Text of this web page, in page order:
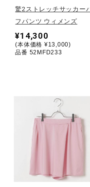
野球
ゴルフ
バレーボール
テニス／ソフ
バドミントン
驚2ストレッチサッカー
フパンツ ウィメンズ
¥14,300
(本体価格 ¥13,000)
品番 52MFD233